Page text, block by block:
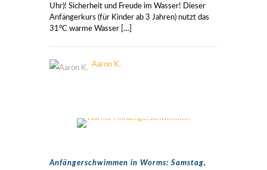
Uhr)! Sicherheit und Freude im Wasser! Dieser
Anfängerkurs (für Kinder ab 3 Jahren) nutzt das
31°C warme Wasser […]
Aaron K.
Anfängerschwimmen in Worms: Samstag,